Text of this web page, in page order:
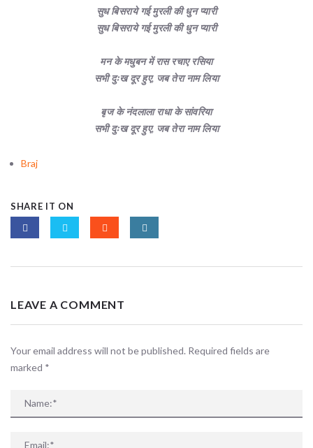
सुध बिसराये गई मुरली की धुन प्यारी
सुध बिसराये गई मुरली की धुन प्यारी
मन के मधुबन में रास रचाए रसिया
सभी दुःख दूर हुए, जब तेरा नाम लिया
बृज के नंदलाला राधा के सांवरिया
सभी दुःख दूर हुए, जब तेरा नाम लिया
Braj
SHARE IT ON
LEAVE A COMMENT
Your email address will not be published. Required fields are
marked *